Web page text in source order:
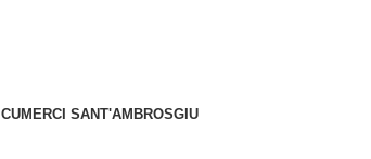
CUMERCI SANT'AMBROSGIU